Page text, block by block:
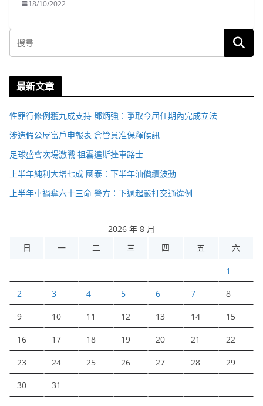
18/10/2022
最新文章
性罪行修例獲九成支持 鄧炳強：爭取今屆任期內完成立法
涉造假公屋富戶申報表 倉管員准保釋候訊
足球盛會次場激戰 祖雲達斯挫車路士
上半年純利大增七成 國泰：下半年油價續波動
上半年車禍奪六十三命 警方：下週起嚴打交通違例
2026 年 8 月
日
一 二 三 四 五 六
1
2 3 4 5 6 7 8
9 10 11 12 13 14 15
16 17 18 19 20 21 22
23 24 25 26 27 28 29
30 31